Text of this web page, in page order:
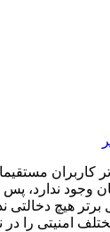
کاربران
وجود ندارد،
هیچ دخالتی
امنیتی را در